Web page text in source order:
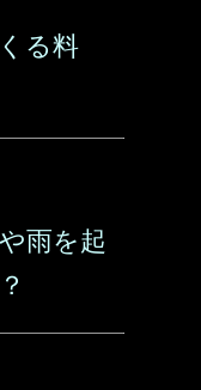
る料
雨を起